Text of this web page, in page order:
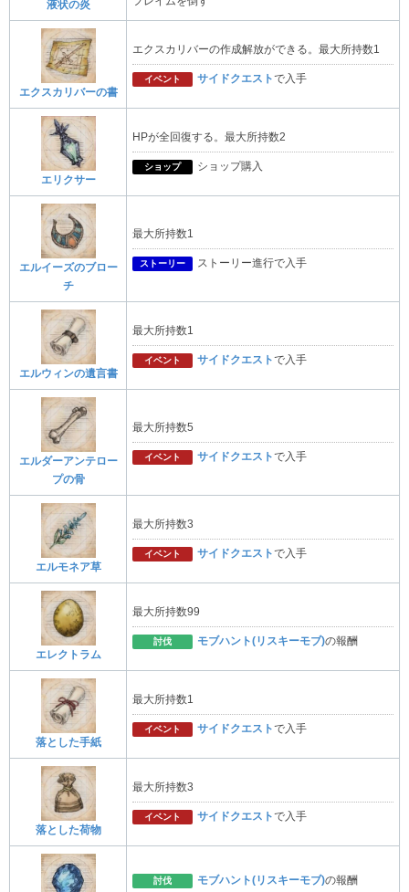
液状の炎
エクスカリバーの書
エクスカリバーの作成解放ができる。最大所持数1
イベント サイドクエストで入手
エリクサー
HPが全回復する。最大所持数2
ショップ ショップ購入
エルイーズのブロー
チ
最大所持数1
ストーリー ストーリー進行で入手
エルウィンの遺言書
最大所持数1
イベント サイドクエストで入手
エルダーアンテロー
プの骨
最大所持数5
イベント サイドクエストで入手
エルモネア草
最大所持数3
イベント サイドクエストで入手
エレクトラム
最大所持数99
討伐 モブハント(リスキーモブ)の報酬
落とした手紙
最大所持数1
イベント サイドクエストで入手
落とした荷物
最大所持数3
イベント サイドクエストで入手
討伐 モブハント(リスキーモブ)の報酬